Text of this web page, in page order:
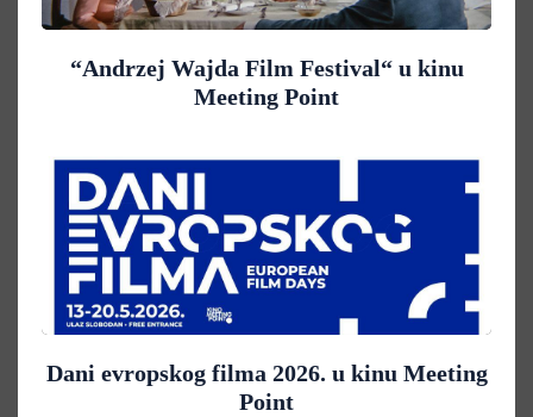
“Andrzej Wajda Film Festival“ u kinu
Meeting Point
Dani evropskog filma 2026. u kinu Meeting
Point